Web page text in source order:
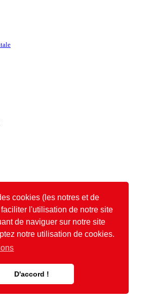
cookies (les notres et de
l'utilisation de notre site
de naviguer sur notre site
notre utilisation de cookies.
D'accord !